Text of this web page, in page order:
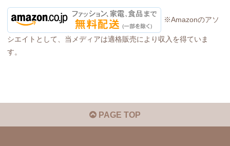
※Amazonのアソ
シエイトとして、当メディアは適格販売により収入を得ていま
す。
PAGE TOP